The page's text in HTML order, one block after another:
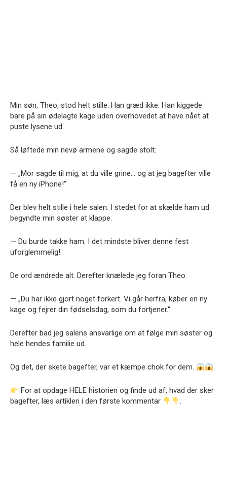
Min søn, Theo, stod helt stille. Han græd ikke. Han kiggede
bare på sin ødelagte kage uden overhovedet at have nået at
puste lysene ud.
Så løftede min nevø armene og sagde stolt:
— „Mor sagde til mig, at du ville grine… og at jeg bagefter ville
få en ny iPhone!“
Der blev helt stille i hele salen. I stedet for at skælde ham ud
begyndte min søster at klappe.
— Du burde takke ham. I det mindste bliver denne fest
uforglemmelig!
De ord ændrede alt. Derefter knælede jeg foran Theo.
— „Du har ikke gjort noget forkert. Vi går herfra, køber en ny
kage og fejrer din fødselsdag, som du fortjener.“
Derefter bad jeg salens ansvarlige om at følge min søster og
hele hendes familie ud.
Og det, der skete bagefter, var et kæmpe chok for dem.
For at opdage HELE historien og finde ud af, hvad der sker
bagefter, læs artiklen i den første kommentar
.